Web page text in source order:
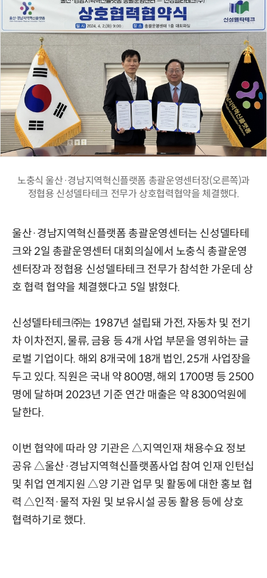
노충식 울산·경남지역혁신플랫폼 총괄운영센터장(오른쪽)과
정협용 신성델타테크 전무가 상호협력협약을 체결했다.
울산·경남지역혁신플랫폼 총괄운영센터는 신성델타테
크와 2일 총괄운영센터 대회의실에서 노충식 총괄운영
센터장과 정협용 신성델타테크 전무가 참석한 가운데 상
호 협력 협약을 체결했다고 5일 밝혔다.
신성델타테크㈜는 1987년 설립돼 가전, 자동차 및 전기
차 이차전지, 물류, 금융 등 4개 사업 부문을 영위하는 글
로벌 기업이다. 해외 8개국에 18개 법인, 25개 사업장을
두고 있다. 직원은 국내 약 800명, 해외 1700명 등 2500
명에 달하며 2023년 기준 연간 매출은 약 8300억원에
달한다.
이번 협약에 따라 양 기관은 △지역인재 채용수요 정보
공유 △울산·경남지역혁신플랫폼사업 참여 인재 인턴십
및 취업 연계지원 △양 기관 업무 및 활동에 대한 홍보 협
력 △인적·물적 자원 및 보유시설 공동 활용 등에 상호
협력하기로 했다.